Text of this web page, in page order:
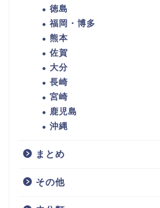
徳島
福岡・博多
熊本
佐賀
大分
長崎
宮崎
鹿児島
沖縄
まとめ
その他